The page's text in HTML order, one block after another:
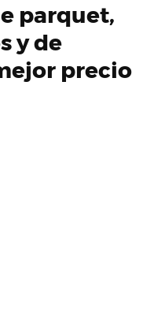
parquet,
y de
precio